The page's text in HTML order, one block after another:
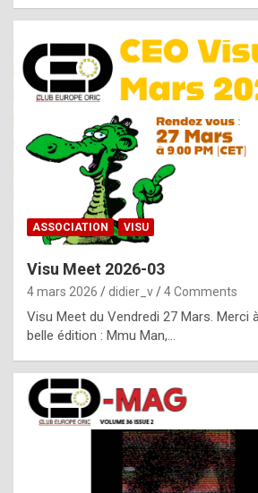
u
i
n
e
R
o
p
l
c
h
i
s
ASSOCIATION VISU
Visu Meet 2026-03
4 mars 2026 didier_v 4 Comments
Visu Meet du Vendredi 27 Mars. Merci
belle édition : Mmu Man,…